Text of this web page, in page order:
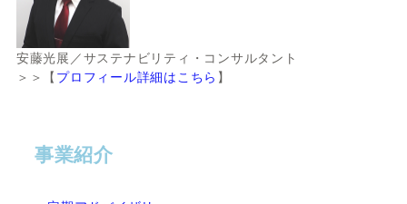
安藤光展／サステナビリティ・コンサルタント
＞＞【 プロフィール詳細はこちら 】
事業紹介